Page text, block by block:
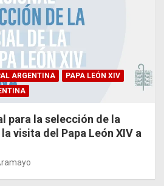
ARGENTINA
PAPA LEÓN XIV
para la selección de la
visita del Papa León XIV a